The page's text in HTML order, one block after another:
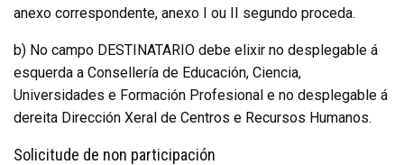
anexo correspondente, anexo I ou II segundo proceda.
b) No campo DESTINATARIO debe elixir no desplegable á
esquerda a Consellería de Educación, Ciencia,
Universidades e Formación Profesional e no desplegable á
dereita Dirección Xeral de Centros e Recursos Humanos.
Solicitude de non participación